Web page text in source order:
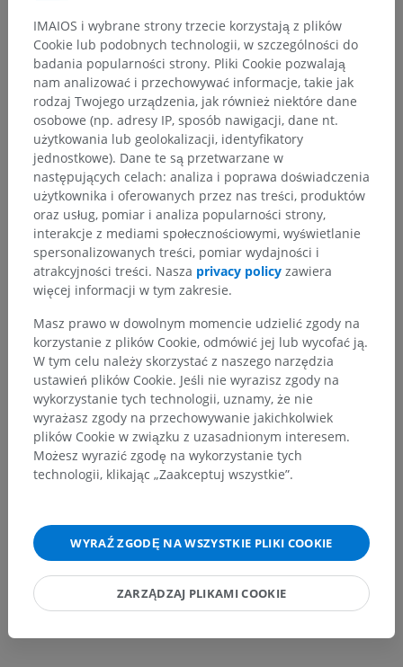
STRESZCZENIE ROZDZIAŁU
Sequences(16)
Sequences introduction
Characteristics of an MRI sequence
Sequence classification
Sequences acronyms
Spin echo
Ultrafast spin echo sequences
Inversion Recovery, STIR and FLAIR
Gradient echo
Spoiled gradient echo sequences
Ultrafast spoiled gradient echo sequences
Balanced gradient echo
Echo planar Imaging (EPI)
Hybrid sequences (spin echo + gradient echo)
IMAIOS i wybrane strony trzecie korzystają z plików
Cookie lub podobnych technologii, w szczególności do
badania popularności strony. Pliki Cookie pozwalają
nam analizować i przechowywać informacje, takie jak
rodzaj Twojego urządzenia, jak również niektóre dane
osobowe (np. adresy IP, sposób nawigacji, dane nt.
użytkowania lub geolokalizacji, identyfikatory
jednostkowe). Dane te są przetwarzane w
następujących celach: analiza i poprawa doświadczenia
użytkownika i oferowanych przez nas treści, produktów
oraz usług, pomiar i analiza popularności strony,
interakcje z mediami społecznościowymi, wyświetlanie
spersonalizowanych treści, pomiar wydajności i
atrakcyjności treści. Nasza privacy policy zawiera
więcej informacji w tym zakresie.
Masz prawo w dowolnym momencie udzielić zgody na
korzystanie z plików Cookie, odmówić jej lub wycofać ją.
W tym celu należy skorzystać z naszego narzędzia
ustawień plików Cookie. Jeśli nie wyrazisz zgody na
wykorzystanie tych technologii, uznamy, że nie
wyrażasz zgody na przechowywanie jakichkolwiek
plików Cookie w związku z uzasadnionym interesem.
Możesz wyrazić zgodę na wykorzystanie tych
technologii, klikając „Zaakceptuj wszystkie”.
WYRAŹ ZGODĘ NA WSZYSTKIE PLIKI COOKIE
ZARZĄDZAJ PLIKAMI COOKIE